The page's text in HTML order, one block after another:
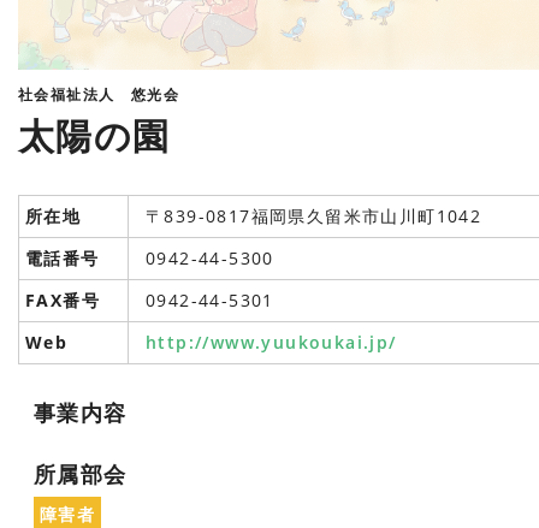
社会福祉法人 悠光会
太陽の園
所在地
〒839-0817福岡県久留米市山川町1042
電話番号
0942-44-5300
FAX番号
0942-44-5301
Web
http://www.yuukoukai.jp/
事業内容
所属部会
障害者